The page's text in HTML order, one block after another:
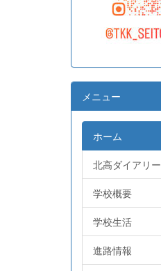
メニュー
ホーム
北高ダイアリー
学校概要
学校生活
進路情報